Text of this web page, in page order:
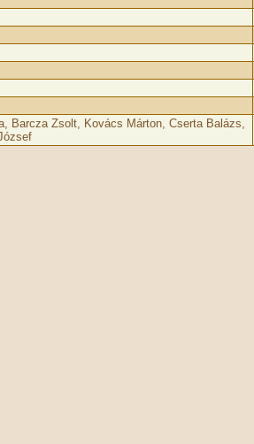
Barcza Zsolt, Kovács Márton, Cserta Balázs,